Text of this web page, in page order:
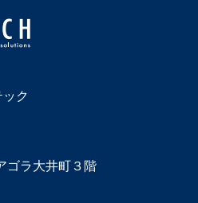
ク
ゴラ大井町３階